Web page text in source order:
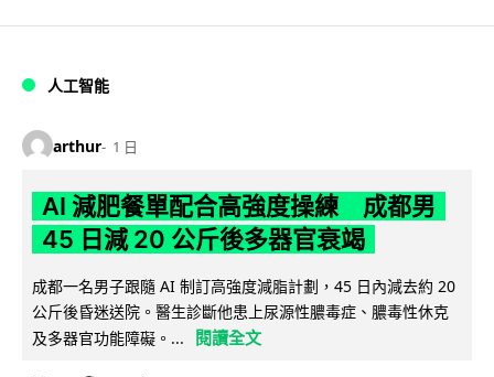
人工智能
arthur 1 日
AI 減肥餐單配合高強度操練 成都男
45 日減 20 公斤後多器官衰竭
成都一名男子跟隨 AI 制訂高強度減脂計劃，45 日內減去約 20
公斤後昏迷送院。醫生診斷他患上尿源性膿毒症、膿毒性休克
及多器官功能障礙。...
閱讀全文